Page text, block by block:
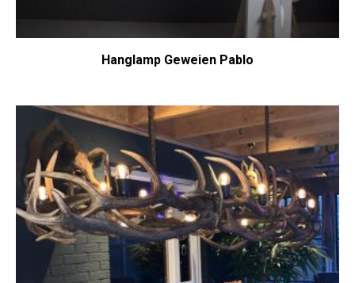
Hanglamp Geweien Pablo